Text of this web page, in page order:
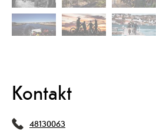
Kontakt
48130063